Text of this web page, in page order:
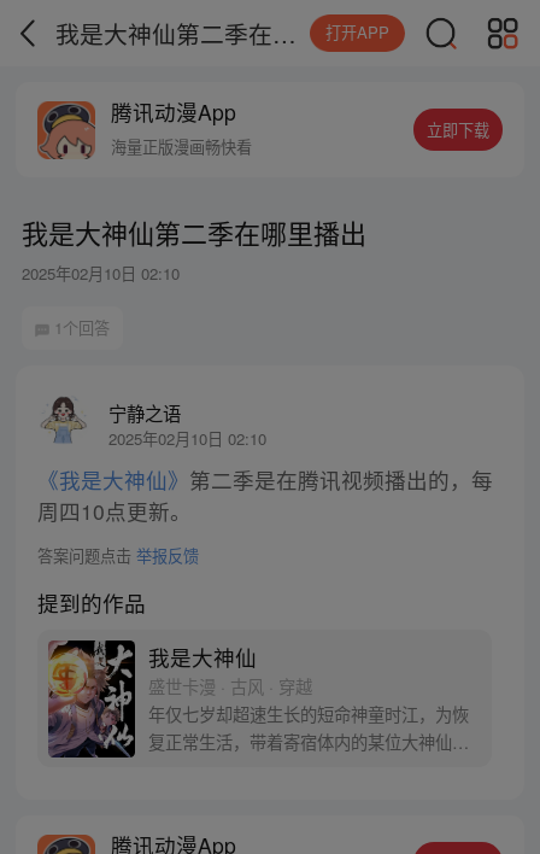
我是大神仙第二季在哪里播出 打开APP
腾讯动漫App
海量正版漫画畅快看
立即下载
我是大神仙第二季在哪里播出
2025年02月10日 02:10
1个回答
宁静之语
2025年02月10日 02:10
《我是大神仙》 第二季是在腾讯视频播出的，每
周四10点更新。
答案问题点击 举报反馈
提到的作品
我是大神仙
盛世卡漫 · 古风 · 穿越
年仅七岁却超速生长的短命神童时江，为恢
复正常生活，带着寄宿体内的某位大神仙闯
腾讯动漫App